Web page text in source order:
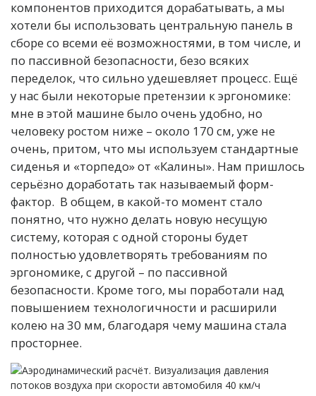
компонентов приходится дорабатывать, а мы
хотели бы использовать центральную панель в
сборе со всеми её возможностями, в том числе, и
по пассивной безопасности, безо всяких
переделок, что сильно удешевляет процесс. Ещё
у нас были некоторые претензии к эргономике:
мне в этой машине было очень удобно, но
человеку ростом ниже – около 170 см, уже не
очень, притом, что мы используем стандартные
сиденья и «торпедо» от «Калины». Нам пришлось
серьёзно доработать так называемый форм-
фактор. В общем, в какой-то момент стало
понятно, что нужно делать новую несущую
систему, которая с одной стороны будет
полностью удовлетворять требованиям по
эргономике, с другой – по пассивной
безопасности. Кроме того, мы поработали над
повышением технологичности и расширили
колею на 30 мм, благодаря чему машина стала
просторнее.